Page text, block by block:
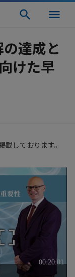
達成と
けた早
しております。